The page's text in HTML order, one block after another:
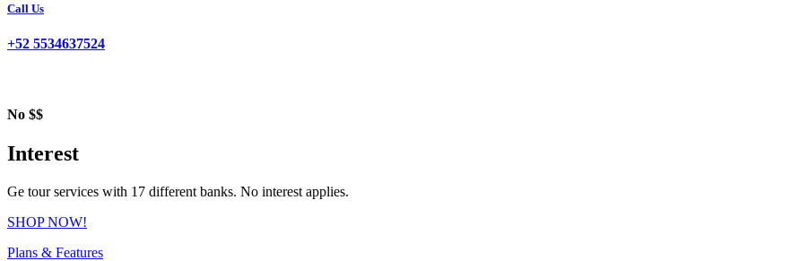
Call Us
+52 5534637524
No $$
Interest
Ge tour services with 17 different banks. No interest applies.
SHOP NOW!
Plans & Features